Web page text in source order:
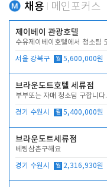
채용 메인포커스
제이베이 관광호텔
수유제이베이호텔에서 청소팀
서울 강북구 월 5,600,000원
브라운도트호텔 세류점
부부또는 자매 청소팀 구합니다.
경기 수원시 월 5,400,000원
브라운도트세류점
베팅삼촌구해요
경기 수원시 월 2,316,930원